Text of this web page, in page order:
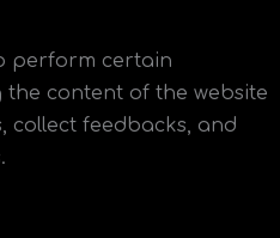
perform certain
content of the website
collect feedbacks, and